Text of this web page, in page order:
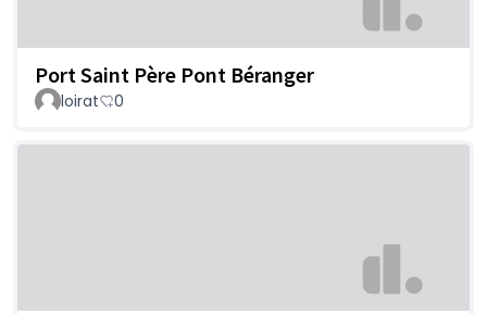
Port Saint Père Pont Béranger
loirat 0